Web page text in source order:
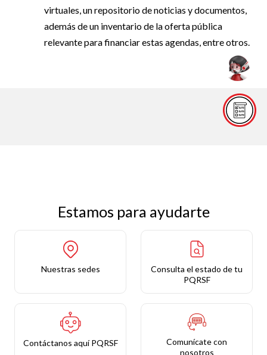
virtuales, un repositorio de noticias y documentos,
además de un inventario de la oferta pública
relevante para financiar estas agendas, entre otros.
Estamos para ayudarte
Nuestras sedes
Consulta el estado de tu
PQRSF
Contáctanos aquí PQRSF
Comunícate con
nosotros